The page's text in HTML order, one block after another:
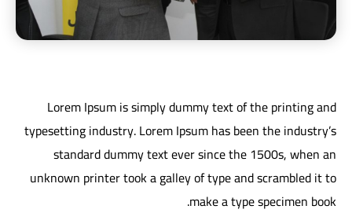
Lorem Ipsum is simply dummy text of the printing and
typesetting industry. Lorem Ipsum has been the industry’s
standard dummy text ever since the 1500s, when an
unknown printer took a galley of type and scrambled it to
make a type specimen book.